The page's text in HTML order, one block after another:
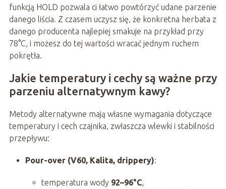
funkcją HOLD pozwala ci łatwo powtórzyć udane parzenie
danego liścia. Z czasem uczysz się, że konkretna herbata z
danego producenta najlepiej smakuje na przykład przy
78°C, i możesz do tej wartości wracać jednym ruchem
pokrętła.
Jakie temperatury i cechy są ważne przy
parzeniu alternatywnym kawy?
Metody alternatywne mają własne wymagania dotyczące
temperatury i cech czajnika, zwłaszcza wlewki i stabilności
przepływu:
Pour-over (V60, Kalita, drippery):
temperatura wody 92–96°C,